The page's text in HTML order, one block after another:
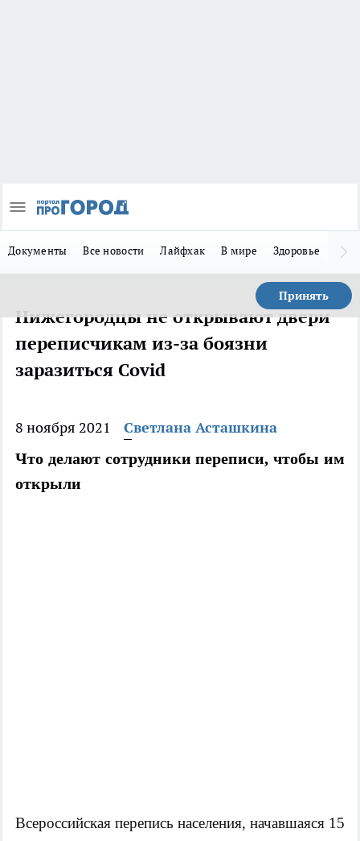
Документы Все новости Лайфхак В мире Здоровье
Принять
Нижегородцы не открывают двери
переписчикам из-за боязни
заразиться Covid
8 ноября 2021 Светлана Асташкина
Что делают сотрудники переписи, чтобы им
открыли
Всероссийская перепись населения, начавшаяся 15